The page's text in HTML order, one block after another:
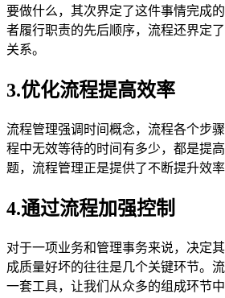
要做什么，其次界定了这件事情完成
者履行职责的先后顺序，流程还界定
关系。
3.优化流程提高效率
流程管理强调时间概念，流程各个步
程中无效等待的时间有多少，都是提
题，流程管理正是提供了不断提升效率
4.通过流程加强控制
对于一项业务和管理事务来说，决定
成质量好坏的往往是几个关键环节。
一套工具，让我们从众多的组成环节